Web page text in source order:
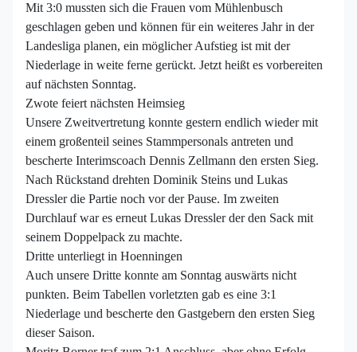
Mit 3:0 mussten sich die Frauen vom Mühlenbusch
geschlagen geben und können für ein weiteres Jahr in der
Landesliga planen, ein möglicher Aufstieg ist mit der
Niederlage in weite ferne gerückt. Jetzt heißt es vorbereiten
auf nächsten Sonntag.
Zwote feiert nächsten Heimsieg
Unsere Zweitvertretung konnte gestern endlich wieder mit
einem großenteil seines Stammpersonals antreten und
bescherte Interimscoach Dennis Zellmann den ersten Sieg.
Nach Rückstand drehten Dominik Steins und Lukas
Dressler die Partie noch vor der Pause. Im zweiten
Durchlauf war es erneut Lukas Dressler der den Sack mit
seinem Doppelpack zu machte.
Dritte unterliegt in Hoenningen
Auch unsere Dritte konnte am Sonntag auswärts nicht
punkten. Beim Tabellen vorletzten gab es eine 3:1
Niederlage und bescherte den Gastgebern den ersten Sieg
dieser Saison.